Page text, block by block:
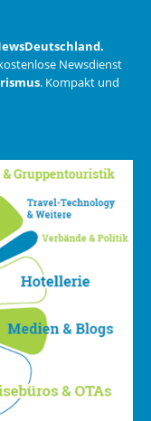
Newsdienst
. Kompakt und